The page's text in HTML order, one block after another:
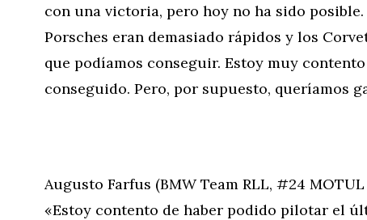
con una victoria, pero hoy no ha sido
Porsches eran demasiado rápidos y los
que podíamos conseguir. Estoy muy
conseguido. Pero, por supuesto, queríamos
Augusto Farfus (BMW Team RLL, #24
«Estoy contento de haber podido pilotar el